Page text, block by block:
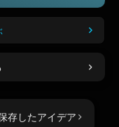
存したアイデア